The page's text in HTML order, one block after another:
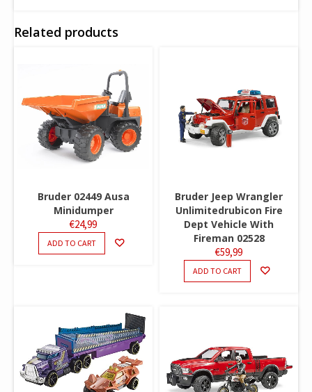
Related products
Bruder 02449 Ausa
Minidumper
€24,99
ADD TO CART
Bruder Jeep Wrangler
Unlimitedrubicon Fire
Dept Vehicle With
Fireman 02528
€59,99
ADD TO CART